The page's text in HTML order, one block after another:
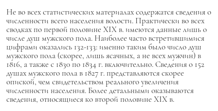
Не во всех статистических материалах содержатся сведения о
численности всего населения волости. Практически во всех
сводках по первой половине XIX в. имеются данные лишь о
числе душ мужского пола. Наиболее часто встретившимися
цифрами оказались 132-133: именно таким было число душ
мужского пола (скорее, лишь ясачных, а не всех мужчин) в
1816, а также с 1830 по 1834 г. включительно. Сведения о 152
душах мужского пола в 1827 г. представляются скорее
опиской, чем свидетельством реального увеличения
численности населения. Более детальными оказываются
сведения, относящиеся ко второй половине XIX в.